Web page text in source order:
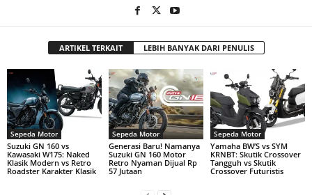
ARTIKEL TERKAIT LEBIH BANYAK DARI PENULIS
Sepeda Motor
Suzuki GN 160 vs
Kawasaki W175: Naked
Klasik Modern vs Retro
Roadster Karakter Klasik
Sepeda Motor
Generasi Baru! Namanya
Suzuki GN 160 Motor
Retro Nyaman Dijual Rp
57 Jutaan
Sepeda Motor
Yamaha BW’S vs SYM
KRNBT: Skutik Crossover
Tangguh vs Skutik
Crossover Futuristis